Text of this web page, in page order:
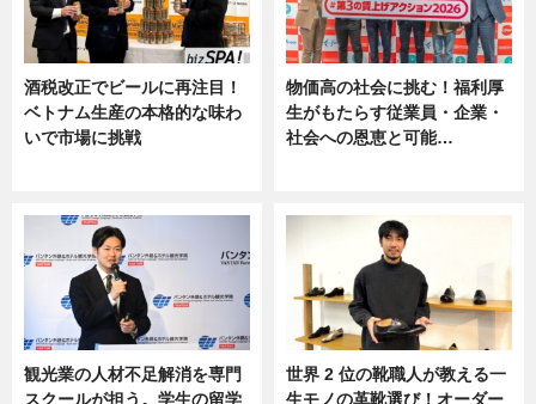
酒税改正でビールに再注目！
ベトナム生産の本格的な味わ
いで市場に挑戦
物価高の社会に挑む！福利厚
生がもたらす従業員・企業・
社会への恩恵と可能…
観光業の人材不足解消を専門
スクールが担う。学生の留学
世界 2 位の靴職人が教える一
生モノの革靴選び！オーダー